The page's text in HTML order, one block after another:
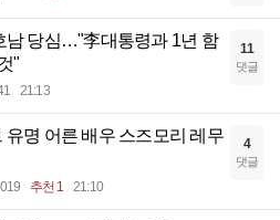
남 당심…"李대통령과 1년 함
"
21:13
11
댓글
유명 어른 배우 스즈모리 레무
추천 1 21:10
4
댓글